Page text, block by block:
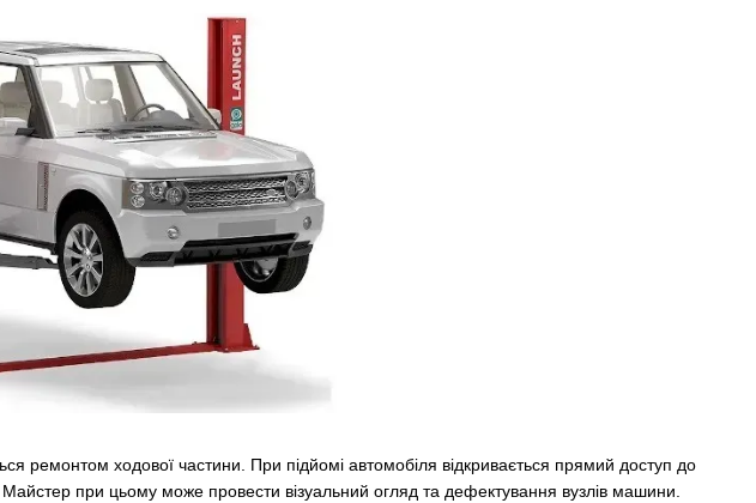
ремонтом ходової частини. При підйомі автомобіля відкривається прямий доступ до
Майстер при цьому може провести візуальний огляд та дефектування вузлів машини.